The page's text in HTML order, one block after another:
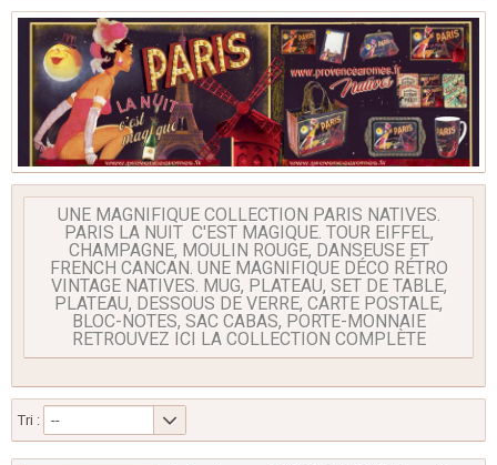
UNE MAGNIFIQUE COLLECTION PARIS NATIVES.
PARIS LA NUIT C'EST MAGIQUE. TOUR EIFFEL,
CHAMPAGNE, MOULIN ROUGE, DANSEUSE ET
FRENCH CANCAN. UNE MAGNIFIQUE DÉCO RÉTRO
VINTAGE NATIVES. MUG, PLATEAU, SET DE TABLE,
PLATEAU, DESSOUS DE VERRE, CARTE POSTALE,
BLOC-NOTES, SAC CABAS, PORTE-MONNAIE
RETROUVEZ ICI LA COLLECTION COMPLÈTE
Tri : --